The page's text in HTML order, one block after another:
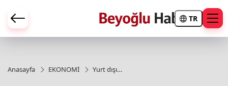
TR
Anasayfa EKONOMİ
Yurt dışı